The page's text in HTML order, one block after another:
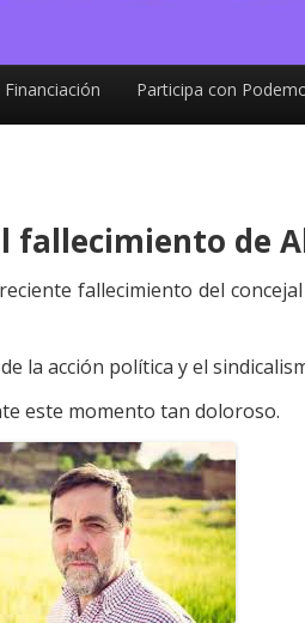
Financiación Participa con
fallecimiento de
fallecimiento del
la acción política y el
este momento tan doloroso.